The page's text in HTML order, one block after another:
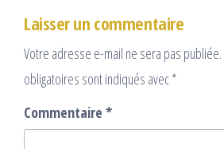
Laisser un commentaire
Votre adresse e-mail ne sera pas publiée.
obligatoires sont indiqués avec*
Commentaire *